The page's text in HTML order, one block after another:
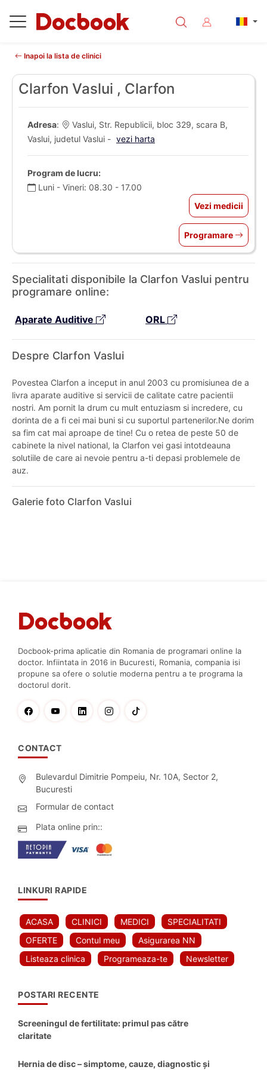
Inapoi la lista de clinici
Clarfon Vaslui , Clarfon
Adresa:
Vaslui, Str. Republicii, bloc 329, scara B,
Vaslui, judetul Vaslui - vezi harta
Program de lucru:
Luni - Vineri: 08.30 - 17.00
Vezi medicii
Programare
Specialitati disponibile la Clarfon Vaslui pentru
programare online:
Aparate Auditive ORL
Despre Clarfon Vaslui
Povestea Clarfon a inceput in anul 2003 cu promisiunea de a
livra aparate auditive si servicii de calitate catre pacientii
nostri. Am pornit la drum cu mult entuziasm si incredere, cu
dorinta de a fi cei mai buni si cu suportul partenerilor.Ne dorim
sa fim cat mai aproape de tine! Cu o retea de peste 50 de
cabinete la nivel national, la Clarfon vei gasi intotdeauna
solutiile de care ai nevoie pentru a-ti depasi problemele de
auz.
Galerie foto Clarfon Vaslui
Docbook-prima aplicatie din Romania de programari online la
doctor. Infiintata in 2016 in Bucuresti, Romania, compania isi
propune sa ofere o solutie moderna pentru a te programa la
doctorul dorit.
CONTACT
Bulevardul Dimitrie Pompeiu, Nr. 10A, Sector 2,
Bucuresti
Formular de contact
Plata online prin::
LINKURI RAPIDE
ACASA CLINICI MEDICI
SPECIALITATI
OFERTE
Contul meu
Asigurarea NN
Listeaza clinica
Programeaza-te Newsletter
POSTARI RECENTE
Screeningul de fertilitate: primul pas către
claritate
Hernia de disc – simptome, cauze, diagnostic și